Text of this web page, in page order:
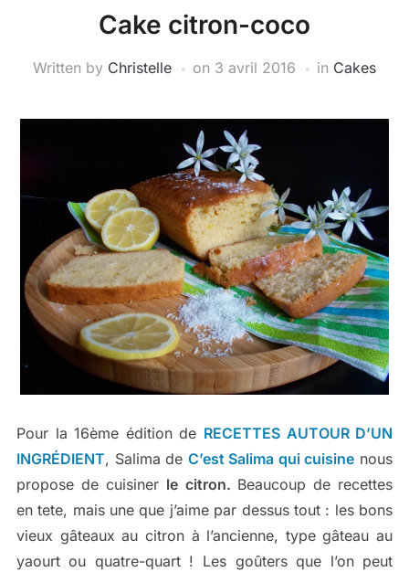
Cake citron-coco
Written by Christelle on 3 avril 2016 in Cakes
Pour la 16ème édition de RECETTES AUTOUR D’UN
INGRÉDIENT, Salima de C’est Salima qui cuisine nous
propose de cuisiner le citron. Beaucoup de recettes
en tete, mais une que j’aime par dessus tout : les bons
vieux gâteaux au citron à l’ancienne, type gâteau au
yaourt ou quatre-quart ! Les goûters que l’on peut